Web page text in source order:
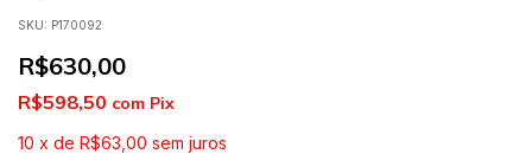
SKU: P170092
R$630,00
R$598,50 com Pix
10 x de R$63,00 sem juros